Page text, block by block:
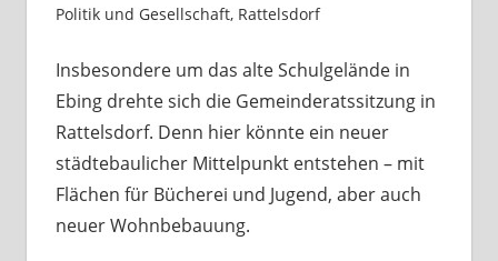
Politik und Gesellschaft, Rattelsdorf
Insbesondere um das alte Schulgelände in
Ebing drehte sich die Gemeinderatssitzung in
Rattelsdorf. Denn hier könnte ein neuer
städtebaulicher Mittelpunkt entstehen – mit
Flächen für Bücherei und Jugend, aber auch
neuer Wohnbebauung.